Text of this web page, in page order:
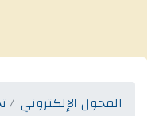
المحول الإلكتروني